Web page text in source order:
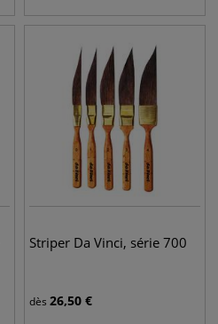
Striper Da Vinci, série 700
dès 26,50 €